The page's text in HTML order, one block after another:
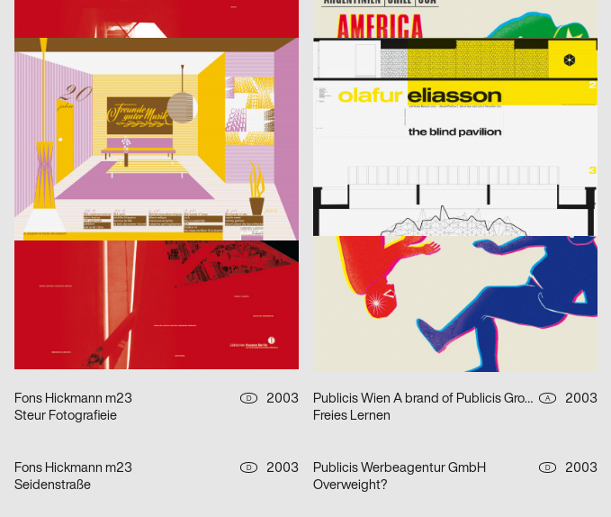
cyan (Daniela Haufe + Detlef Fiedler) D
2003
20 Jahre Freunde guter Musik
cyan (Daniela Haufe + Detlef Fiedler) D
2003
olafur eliasson – the blind pavillon
2003
Geistiger Explosivstoff (Recht, von dem man…)
An Estranged Paradise
Marion Blomeyer D
2003
Gedächtnisbilder
Fons Hickmann m23
2003
Die Toten
D
2003
je besser man lebt…
Fons Hickmann m23, Klaus Hesse D
11 Designer für Deutschland
Leistungsgruppe Sport
Publicis Werbeagentur GmbH D
Fons Hickmann m23 D
2003
Steur Fotografieie
Publicis Wien A brand of Publicis Group Austria A
2003
Freies Lernen
Fons Hickmann m23 D
2003
Seidenstraße
Publicis Werbeagentur GmbH D
2003
Overweight?